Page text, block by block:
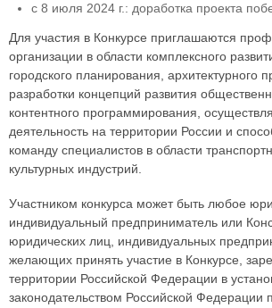
с 8 июля 2024 г.: доработка проекта
Для участия в Конкурсе приглашаются
организации в области комплексного
городского планирования, архитектурного
разработки концепций развития
контентного программирования,
деятельность на территории России и
команду специалистов в области
культурных индустрий.
Участником конкурса может быть любое
индивидуальный предприниматель или
юридических лиц, индивидуальных
желающих принять участие в Конкурсе,
территории Российской Федерации в
законодательством Российской Федерации